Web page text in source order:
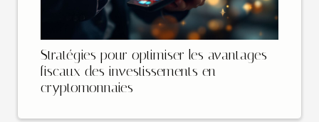
Stratégies pour optimiser les avantages
fiscaux des investissements en
cryptomonnaies